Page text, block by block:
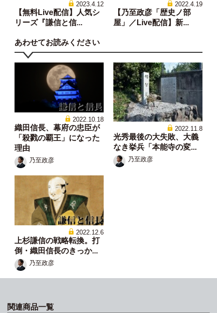
2023.4.12
【無料Live配信】人気シ
リーズ『謙信と信...
2022.4.19
【乃至政彦「歴史ノ部
屋」／Live配信】新...
あわせてお読みください
2022.10.18
織田信長、幕府の忠臣が
「殺戮の覇王」になった
理由
乃至政彦
2022.11.8
光秀最後の大失敗、大義
なき挙兵「本能寺の変...
乃至政彦
2022.12.6
上杉謙信の戦略転換。打
倒・織田信長のきっか...
乃至政彦
関連商品一覧